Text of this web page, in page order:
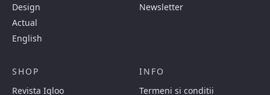
Design
Actual
English
Newsletter
SHOP
Revista Igloo
INFO
Termeni si conditii